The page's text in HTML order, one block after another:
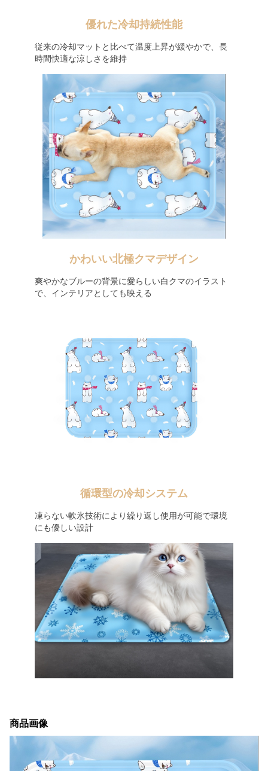
優れた冷却持続性能
従来の冷却マットと比べて温度上昇が緩やかで、長
時間快適な涼しさを維持
かわいい北極クマデザイン
爽やかなブルーの背景に愛らしい白クマのイラスト
で、インテリアとしても映える
循環型の冷却システム
凍らない軟氷技術により繰り返し使用が可能で環境
にも優しい設計
商品画像